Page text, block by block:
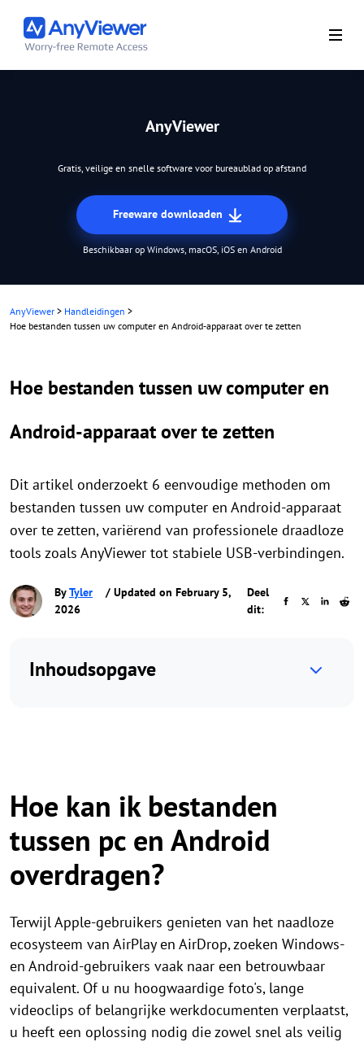
AnyViewer
Gratis, veilige en snelle software voor bureaublad op afstand
Freeware downloaden
Beschikbaar op Windows, macOS, iOS en Android
AnyViewer > Handleidingen >
Hoe bestanden tussen uw computer en Android-apparaat over te zetten
Hoe bestanden tussen uw computer en
Android-apparaat over te zetten
Dit artikel onderzoekt 6 eenvoudige methoden om
bestanden tussen uw computer en Android-apparaat
over te zetten, variërend van professionele draadloze
tools zoals AnyViewer tot stabiele USB-verbindingen.
ByTyler
/ Updated on February 5,
2026
Deel
dit:
Inhoudsopgave
Hoe kan ik bestanden
tussen pc en Android
overdragen?
Terwijl Apple-gebruikers genieten van het naadloze
ecosysteem van AirPlay en AirDrop, zoeken Windows-
en Android-gebruikers vaak naar een betrouwbaar
equivalent. Of u nu hoogwaardige foto's, lange
videoclips of belangrijke werkdocumenten verplaatst,
u heeft een oplossing nodig die zowel snel als veilig